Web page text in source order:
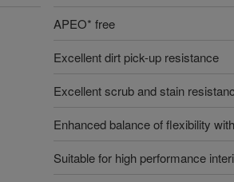
APEO* free
Excellent dirt pick-up resistance
Excellent scrub and stain
Enhanced balance of flexibility
Suitable for high performance